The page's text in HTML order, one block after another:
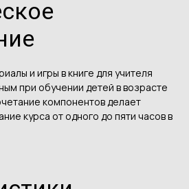
и игры в книге для учителя
при обучении детей в возрасте
компонентов делает
курса от одного до пяти часов в